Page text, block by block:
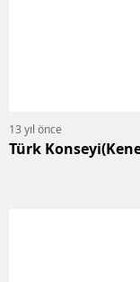
13 yıl önce
Türk